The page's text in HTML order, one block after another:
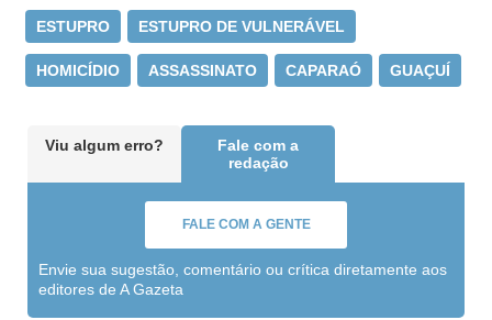
ESTUPRO ESTUPRO DE VULNERÁVEL
HOMICÍDIO ASSASSINATO CAPARAÓ GUAÇUÍ
Viu algum erro?
Fale com a
redação
FALE COM A GENTE
Envie sua sugestão, comentário ou crítica diretamente aos
editores de A Gazeta